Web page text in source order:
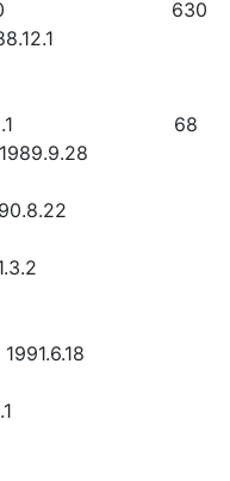
630
1988.12.1
1988.12.1 68
1989.9.28
1990.8.22
1991.3.2
1991.6.18
1991.11.1